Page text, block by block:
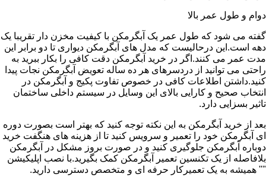
دوام و طول عمر بالا
گفته می شود که طول عمر یک آبگرمکن با کیفیت مخزن دار تقریبا یک
دهه است.این درحالیست که مدل های آبگرمکن دیواری تا دو برابر این
مدت عمر می کنند.اگر در خرید آبگرمکن دقت کافی را بکار ببرید به
راحتی می توانید از دردسرهای هر ده ساله تعویض آبگرمکن نجات پیدا
کنید.داشتن اطلاعات کافی در خصوص تفاوت پکیج و آبگرمکن در
انتخاب صحیح و کارایی بالای این وسایل در سیستم داخلی ساختمان
تاثیر بسزایی دارد.
بعد از خرید آبگرمکن به این نکته توجه کنید که بهتر است بصورت دوره
ای آبگرمکن خود را تعمیر و سرویس کنید تا از هزینه های هنگفت خرید
دوباره آبگرمکن جلوگیری کنید و در صورت بروز مشکل در آبگرمکن
بلافاصله از یک تکنسین تعمیر آبگرمکن کمک بگیرید.با نصب اپلیکیشن
"" همیشه به یک تعمیرکار حرفه ای و متخصص دسترسی دارید.